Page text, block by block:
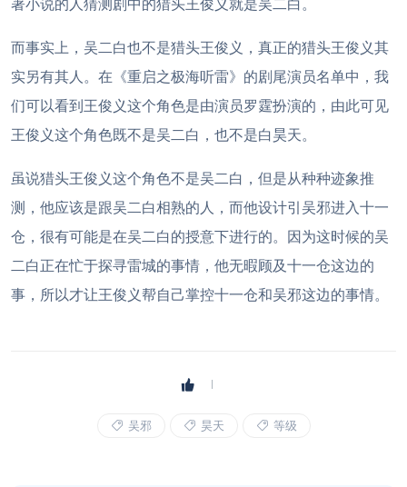
而事实上，吴二白也不是猎头王俊义，真正的猎头王俊义其
实另有其人。在《重启之极海听雷》的剧尾演员名单中，我
们可以看到王俊义这个角色是由演员罗霆扮演的，由此可见
王俊义这个角色既不是吴二白，也不是白昊天。
虽说猎头王俊义这个角色不是吴二白，但是从种种迹象推
测，他应该是跟吴二白相熟的人，而他设计引吴邪进入十一
仓，很有可能是在吴二白的授意下进行的。因为这时候的吴
二白正在忙于探寻雷城的事情，他无暇顾及十一仓这边的
事，所以才让王俊义帮自己掌控十一仓和吴邪这边的事情。
吴邪 昊天 等级